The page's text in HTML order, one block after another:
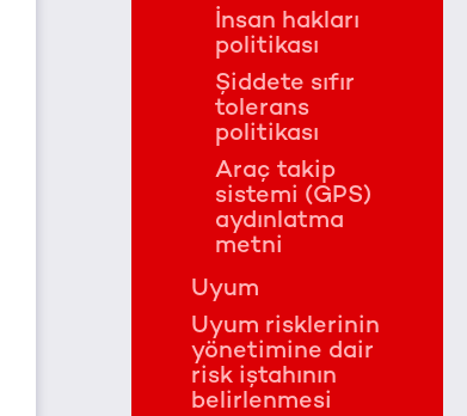
İnsan hakları
politikası
Şiddete sıfır
tolerans
politikası
Araç takip
sistemi (GPS)
aydınlatma
metni
Uyum
Uyum risklerinin
yönetimine dair
risk iştahının
belirlenmesi